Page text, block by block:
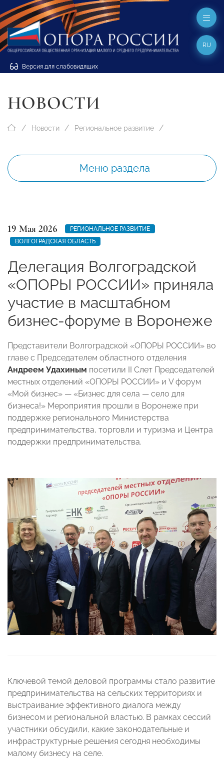
Версия для слабовидящих
RU
НОВОСТИ
Новости Региональное развитие
Меню раздела
19 Мая 2026
РЕГИОНАЛЬНОЕ РАЗВИТИЕ
ВОЛГОГРАДСКАЯ ОБЛАСТЬ
Делегация Волгоградской
«ОПОРЫ РОССИИ» приняла
участие в масштабном
бизнес-форуме в Воронеже
Представители Волгоградской «ОПОРЫ РОССИИ» во
главе с Председателем областного отделения
Андреем Удахиным посетили II Слет Председателей
местных отделений «ОПОРЫ РОССИИ» и V форум
«Мой бизнес» — «Бизнес для села — село для
бизнеса!» Мероприятия прошли в Воронеже при
поддержке регионального Министерства
предпринимательства, торговли и туризма и Центра
поддержки предпринимательства.
Ключевой темой деловой программы стало развитие
предпринимательства на сельских территориях и
выстраивание эффективного диалога между
бизнесом и региональной властью. В рамках сессий
участники обсудили, какие законодательные и
инфраструктурные решения сегодня необходимы
малому бизнесу на селе.